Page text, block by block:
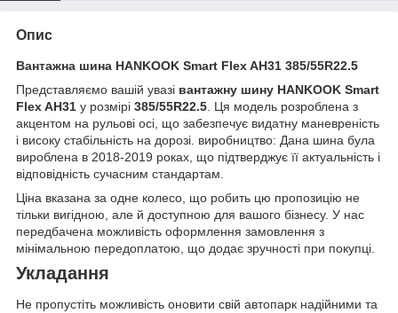
Опис
Вантажна шина HANKOOK Smart Flex AH31 385/55R22.5
Представляємо вашій увазі вантажну шину HANKOOK Smart
Flex AH31 у розмірі 385/55R22.5 . Ця модель розроблена з
акцентом на рульові осі, що забезпечує видатну маневреність
і високу стабільність на дорозі. виробництво: Дана шина була
вироблена в 2018-2019 роках, що підтверджує її актуальність і
відповідність сучасним стандартам.
Ціна вказана за одне колесо, що робить цю пропозицію не
тільки вигідною, але й доступною для вашого бізнесу. У нас
передбачена можливість оформлення замовлення з
мінімальною передоплатою, що додає зручності при покупці.
Укладання
Не пропустіть можливість оновити свій автопарк надійними та